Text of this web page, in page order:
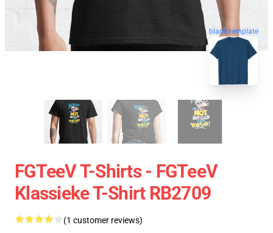
blank template
FGTeeV T-Shirts - FGTeeV
Klassieke T-Shirt RB2709
(1 customer reviews)